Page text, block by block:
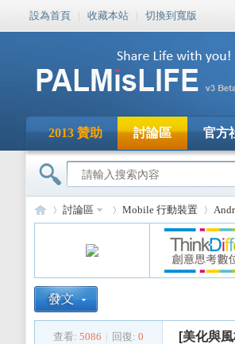
設為首頁 | 收藏本站 | 切換到寬版
2013 贊助 討論區 官方
PA»
討論區
›
Mobile 行動裝置
›
查看: 5086 | 回復: 0 [美化與